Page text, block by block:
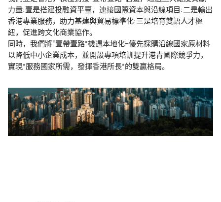
力量:壹是搭建投融資平臺，連接國際資本與沿線項目:二是輸出
香港專業服務，助力基建與貿易標準化:三是培育雙語人才樞
紐，促進跨文化商業協作。
同時，我們將“壹帶壹路”機遇本地化--優先採購沿線國家原材料
以降低中小企業成本，並開設專項培訓提升港青國際競爭力，
實現”服務國家所需，發揮香港所長”的雙贏格局。